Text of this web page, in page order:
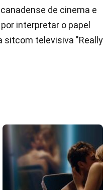
de cinema e
interpretar o papel
sitcom televisiva "Really